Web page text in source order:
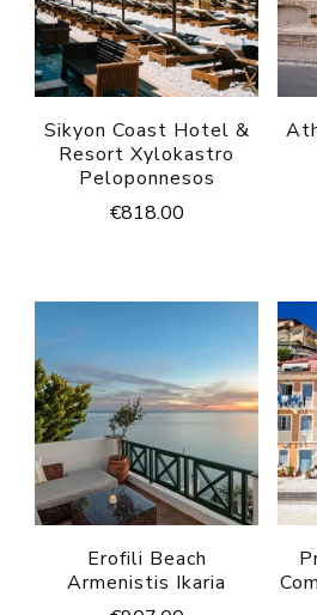
Sikyon Coast Hotel &
Resort Xylokastro
Peloponnesos
€818.00
Erofili Beach
Armenistis Ikaria